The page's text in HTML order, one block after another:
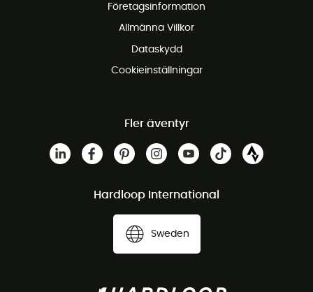
Företagsinformation
Allmänna Villkor
Dataskydd
Cookieinställningar
Fler äventyr
Hardloop International
Sweden